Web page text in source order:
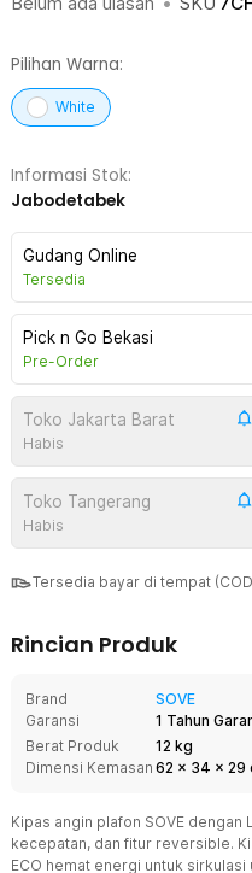
Pilihan Warna:
White
Informasi Stok:
Jabodetabek
Gudang Online
Tersedia
Pick n Go Bekasi
Pre-Order
Toko Jakarta Barat
Habis
Toko Tangerang
Habis
Tersedia bayar di tempat
Rincian Produk
Brand
SOVE
Garansi
1 Tahun
Berat Produk
12 kg
Dimensi Kemasan 62 x 34 x 29
Kipas angin plafon SOVE dengan
kecepatan, dan fitur reversible.
ECO hemat energi untuk